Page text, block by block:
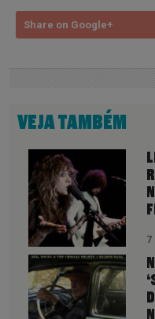
Share on Google+
VEJA TAMBÉM
7